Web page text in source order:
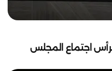
اجتماع المجلس